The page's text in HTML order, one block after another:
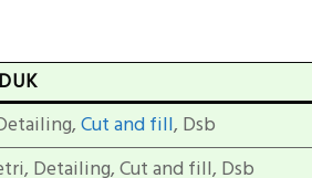
Cut and fill, Dsb
Detailing, Cut and fill, Dsb